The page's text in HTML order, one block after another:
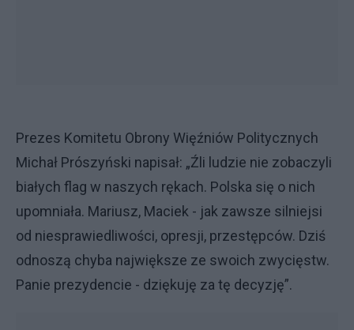
Prezes Komitetu Obrony Więźniów Politycznych
Michał Prószyński napisał: „Źli ludzie nie zobaczyli
białych flag w naszych rękach. Polska się o nich
upomniała. Mariusz, Maciek - jak zawsze silniejsi
od niesprawiedliwości, opresji, przestępców. Dziś
odnoszą chyba największe ze swoich zwycięstw.
Panie prezydencie - dziękuję za tę decyzję”.